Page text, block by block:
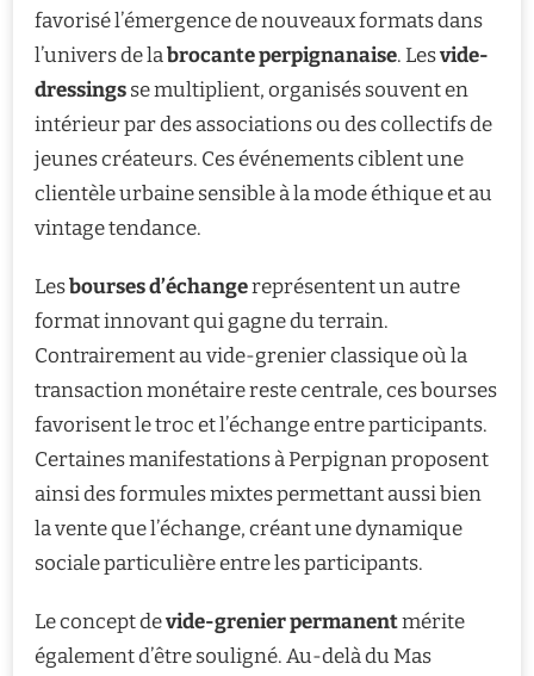
favorisé l’émergence de nouveaux formats dans
l’univers de labrocante perpignanaise. Lesvide-
dressingsse multiplient, organisés souvent en
intérieur par des associations ou des collectifs de
jeunes créateurs. Ces événements ciblent une
clientèle urbaine sensible à la mode éthique et au
vintage tendance.
Lesbourses d’échangereprésentent un autre
format innovant qui gagne du terrain.
Contrairement au vide-grenier classique où la
transaction monétaire reste centrale, ces bourses
favorisent le troc et l’échange entre participants.
Certaines manifestations à Perpignan proposent
ainsi des formules mixtes permettant aussi bien
la vente que l’échange, créant une dynamique
sociale particulière entre les participants.
Le concept devide-grenier permanentmérite
également d’être souligné. Au-delà du Mas